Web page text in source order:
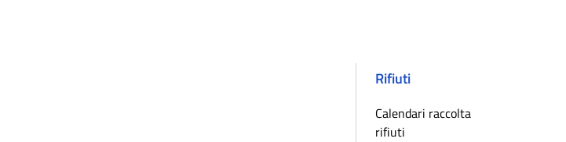
Rifiuti
Calendari raccolta
rifiuti